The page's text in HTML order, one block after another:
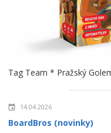
Tag Team * Pražský
14.04.2026
BoardBros (novinky)